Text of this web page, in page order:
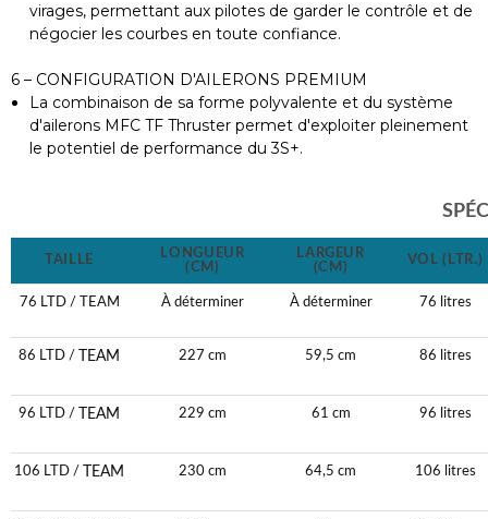
virages, permettant aux pilotes de garder le contrôle et de
négocier les courbes en toute confiance.
6 – CONFIGURATION D'AILERONS PREMIUM
La combinaison de sa forme polyvalente et du système
d'ailerons MFC TF Thruster permet d'exploiter pleinement
le potentiel de performance du 3S+.
TAILLE
LONGUEUR
(CM)
LARGEUR
(CM)
VOL (LTR.)
76 LTD / TEAM À déterminer À déterminer 76 litres
86 LTD / TEAM 227 cm 59,5 cm 86 litres
96 LTD / TEAM 229 cm 61 cm 96 litres
106 LTD / TEAM 230 cm 64,5 cm 106 litres